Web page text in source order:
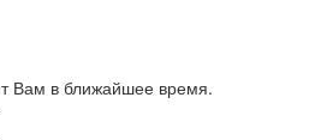
Вам в ближайшее время.